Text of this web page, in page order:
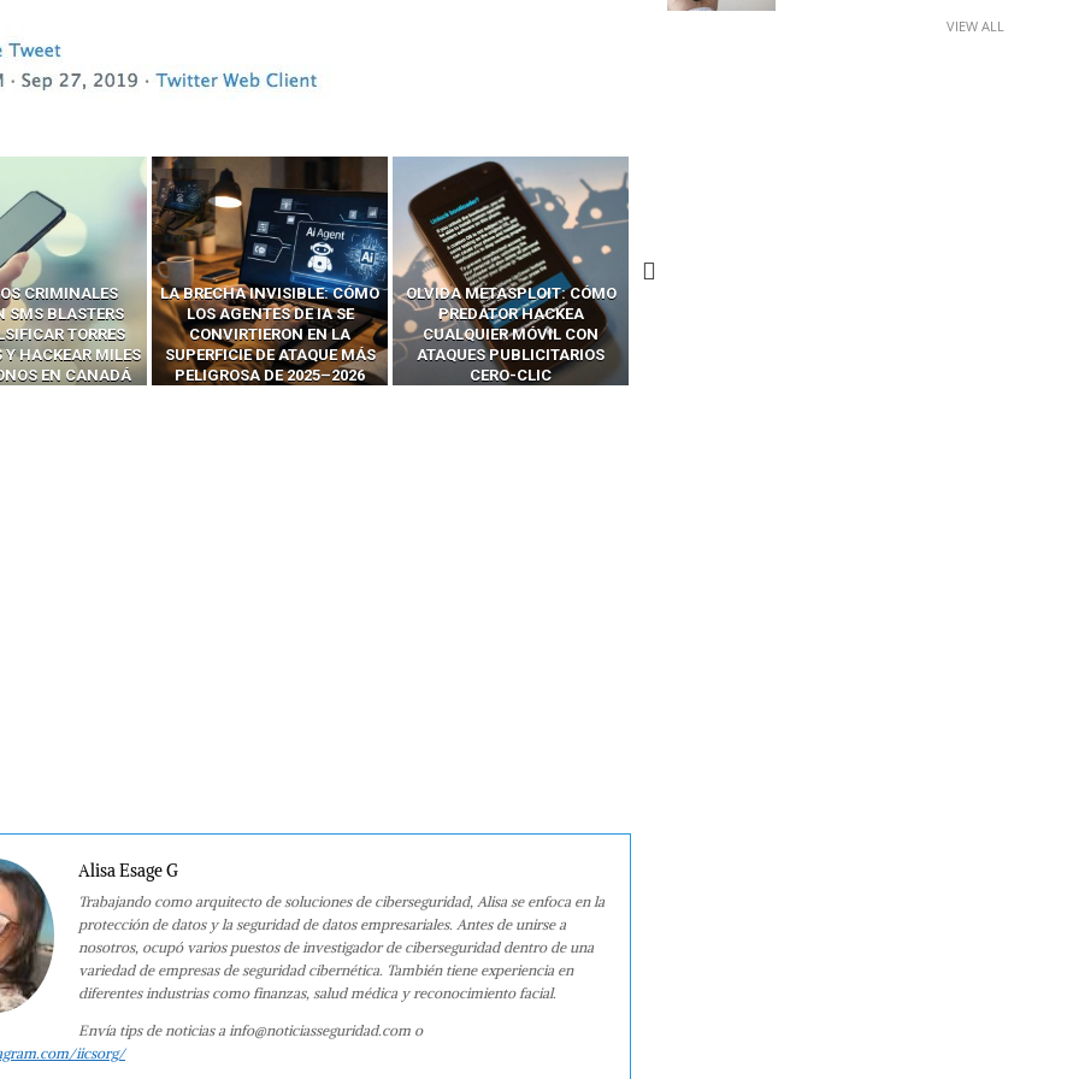
INVISIBLE: CÓMO
DE IA SE
EN LA
DE ATAQUE MÁS
DE 2025–2026
OLVIDA METASPLOIT: CÓMO
PREDATOR HACKEA
CUALQUIER MÓVIL CON
ATAQUES PUBLICITARIOS
CERO-CLIC
CÓMO LOS HACKERS
INTERCEPTAN OTPS Y
LLAMADAS MÓVILES SIN
‘HACKEAR’ — EL INCREÍBLE
PODER DE LOS SIM BOXES”
Alisa Esage G
Trabajando como arquitecto de soluciones de ciberseguridad, Alisa se enfoca en la
protección de datos y la seguridad de datos empresariales. Antes de unirse a
nosotros, ocupó varios puestos de investigador de ciberseguridad dentro de una
variedad de empresas de seguridad cibernética. También tiene experiencia en
diferentes industrias como finanzas, salud médica y reconocimiento facial.
Envía tips de noticias a info@noticiasseguridad.com o
iicsorg/
VIEW ALL